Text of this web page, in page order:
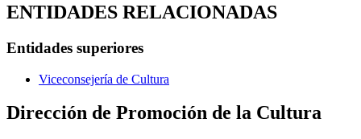
ENTIDADES RELACIONADAS
Entidades superiores
Viceconsejería de Cultura
Dirección de Promoción de la Cultura